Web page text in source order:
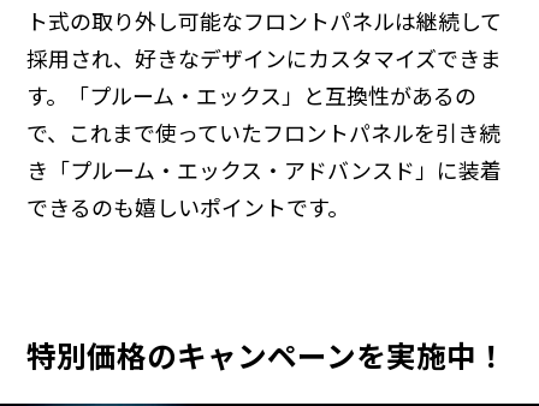
ト式の取り外し可能なフロントパネルは継続して
採用され、好きなデザインにカスタマイズできま
す。「プルーム・エックス」と互換性があるの
で、これまで使っていたフロントパネルを引き続
き「プルーム・エックス・アドバンスド」に装着
できるのも嬉しいポイントです。
特別価格のキャンペーンを実施中！